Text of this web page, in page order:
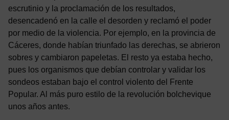
escrutinio y la proclamación de los resultados,
desencadenó en la calle el desorden y reclamó el poder
por medio de la violencia. Por ejemplo, en la provincia de
Cáceres, donde habían triunfado las derechas, se abrieron
sobres y cambiaron papeletas. El resto ya estaba hecho,
pues los organismos que debían controlar y validar los
sondeos estaban bajo el control violento del Frente
Popular. Al más puro estilo de la revolución bolchevique
unos años antes.